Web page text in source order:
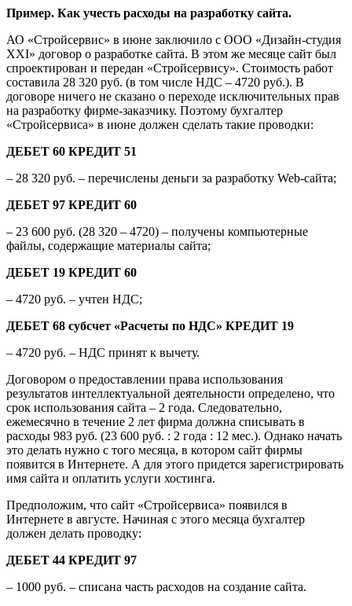
Пример. Как учесть расходы на разработку сайта.
АО «Стройсервис» в июне заключило с ООО «Дизайн-студия
XXI» договор о разработке сайта. В этом же месяце сайт был
спроектирован и передан «Стройсервису». Стоимость работ
составила 28 320 руб. (в том числе НДС – 4720 руб.). В
договоре ничего не сказано о переходе исключительных прав
на разработку фирме-заказчику. Поэтому бухгалтер
«Стройсервиса» в июне должен сделать такие проводки:
ДЕБЕТ 60 КРЕДИТ 51
– 28 320 руб. – перечислены деньги за разработку Web-сайта;
ДЕБЕТ 97 КРЕДИТ 60
– 23 600 руб. (28 320 – 4720) – получены компьютерные
файлы, содержащие материалы сайта;
ДЕБЕТ 19 КРЕДИТ 60
– 4720 руб. – учтен НДС;
ДЕБЕТ 68 субсчет «Расчеты по НДС» КРЕДИТ 19
– 4720 руб. – НДС принят к вычету.
Договором о предоставлении права использования
результатов интеллектуальной деятельности определено, что
срок использования сайта – 2 года. Следовательно,
ежемесячно в течение 2 лет фирма должна списывать в
расходы 983 руб. (23 600 руб. : 2 года : 12 мес.). Однако начать
это делать нужно с того месяца, в котором сайт фирмы
появится в Интернете. А для этого придется зарегистрировать
имя сайта и оплатить услуги хостинга.
Предположим, что сайт «Стройсервиса» появился в
Интернете в августе. Начиная с этого месяца бухгалтер
должен делать проводку:
ДЕБЕТ 44 КРЕДИТ 97
– 1000 руб. – списана часть расходов на создание сайта.